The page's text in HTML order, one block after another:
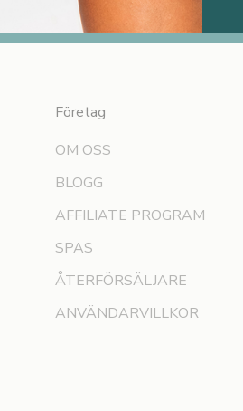
Företag
OM OSS
BLOGG
AFFILIATE PROGRAM
SPAS
ÅTERFÖRSÄLJARE
ANVÄNDARVILLKOR